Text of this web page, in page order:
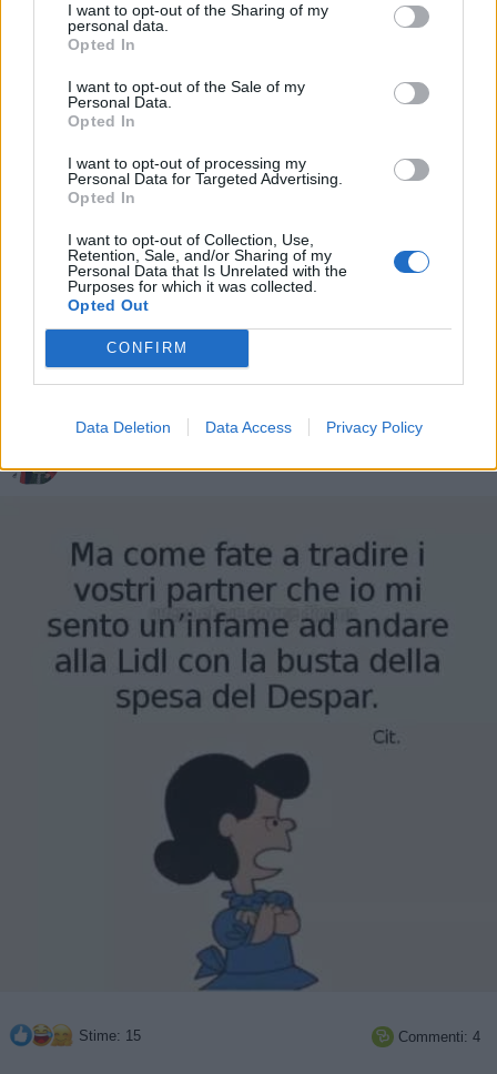
I want to opt-out of the Sharing of my
personal data.
Opted In
I want to opt-out of the Sale of my
Personal Data.
Opted In
I want to opt-out of processing my
Personal Data for Targeted Advertising.
Opted In
I want to opt-out of Collection, Use,
Retention, Sale, and/or Sharing of my
Personal Data that Is Unrelated with the
Purposes for which it was collected.
Opted Out
CONFIRM
Data Deletion Data Access Privacy Policy
5calzinipuzzolenti
Ti stimo·Rispondi
2 Ottobre 2023- 10.990 visualizzazioni
Stime: 15  Commenti: 4